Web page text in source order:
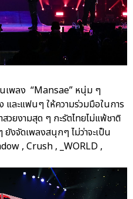
เพลง “Mansae” หนุ่ม ๆ
และแฟนๆ ให้ความร่วมมือในการ
วยงามสุด ๆ กะรัตไทยไม่แพ้ชาติ
งจัดเพลงสนุกๆ ไม่ว่าจะเป็น
, Crush , _WORLD ,